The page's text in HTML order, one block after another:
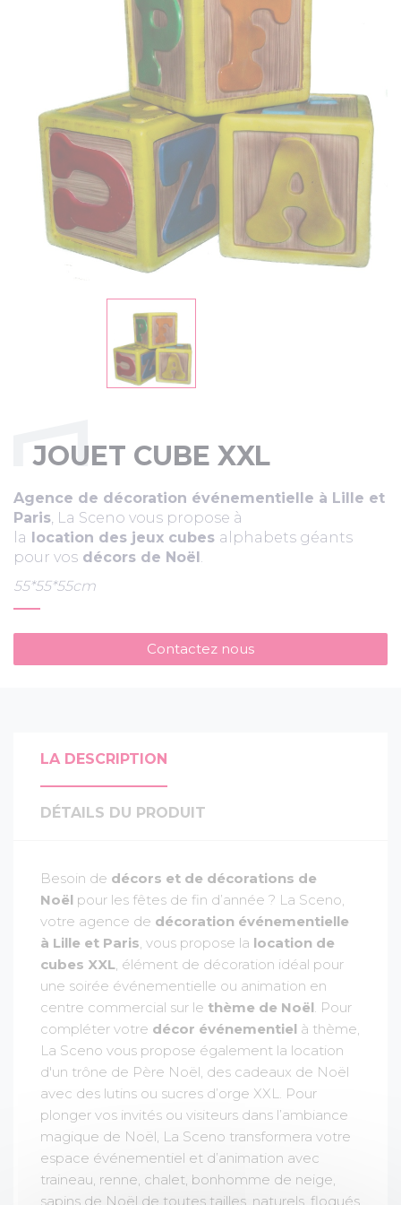
JOUET CUBE XXL
Agence de décoration événementielle à Lille et
Paris , La Sceno vous propose à
la location des jeux cubes alphabets géants
pour vos décors de Noël
55*55*55cm
Contactez nous
LA DESCRIPTION
DÉTAILS DU PRODUIT
Besoin de décors et de décorations de
Noël pour les fêtes de fin d’année ? La Sceno,
votre agence de décoration événementielle
à Lille et Paris , vous propose la location de
cubes XXL , élément de décoration idéal pour
une soirée événementielle ou animation en
centre commercial sur le thème de Noël . Pour
compléter votre décor événementiel à thème,
La Sceno vous propose également la location
d'un trône de Père Noël, des cadeaux de Noël
avec des lutins ou sucres d’orge XXL. Pour
plonger vos invités ou visiteurs dans l’ambiance
magique de Noël, La Sceno transformera votre
espace événementiel et d’animation avec
traineau, renne, chalet, bonhomme de neige,
sapins de Noël de toutes tailles, naturels, floqués